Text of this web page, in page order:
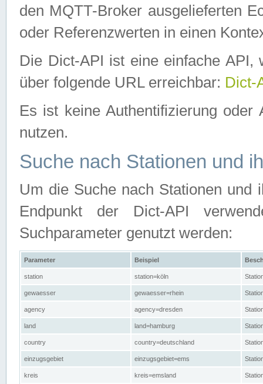
den MQTT-Broker ausgelieferten
oder Referenzwerten in einen
Die Dict-API ist eine einfache API,
über folgende URL erreichbar: Dict-
Es ist keine Authentifizierung
nutzen.
Suche nach Stationen und
Um die Suche nach Stationen und
Endpunkt der Dict-API
Suchparameter genutzt werden:
Parameter Beispiel
station station=köln
gewaesser gewaesser=rhein
agency agency=dresden
land land=hamburg
country country=deutschland
einzugsgebiet einzugsgebiet=ems
kreis kreis=emsland